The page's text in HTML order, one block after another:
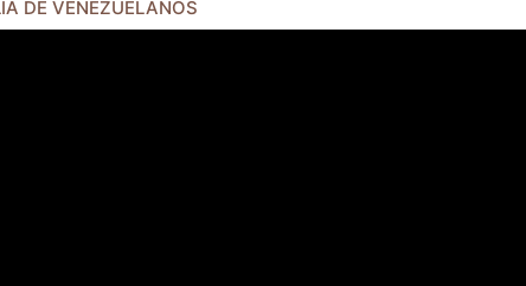
DE VENEZUELANOS